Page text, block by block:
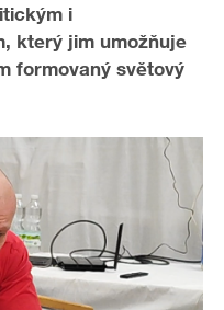
i
který jim umožňuje
formovaný světový